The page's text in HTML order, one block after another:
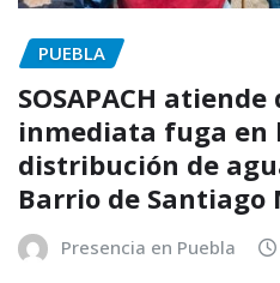
PUEBLA
SOSAPACH
inmediata fuga en
distribución de
Barrio de
Presencia en Puebla